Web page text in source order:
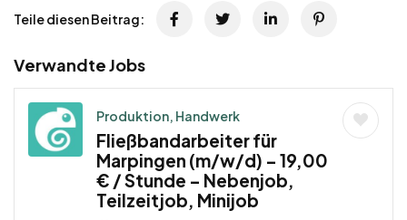
Teile diesen Beitrag:
Verwandte Jobs
Produktion, Handwerk
Fließbandarbeiter für
Marpingen (m/w/d) – 19,00
€ / Stunde – Nebenjob,
Teilzeitjob, Minijob